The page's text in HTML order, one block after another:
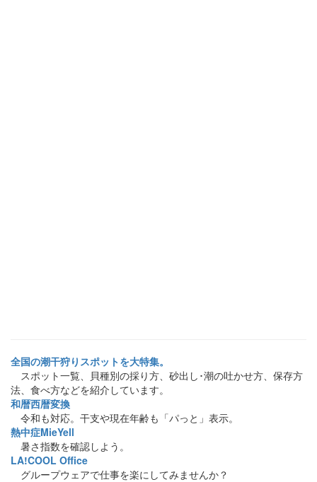
全国の潮干狩りスポットを大特集。
スポット一覧、貝種別の採り方、砂出し･潮の吐かせ方、保存方
法、食べ方などを紹介しています。
和暦西暦変換
令和も対応。干支や現在年齢も「パっと」表示。
熱中症MieYell
暑さ指数を確認しよう。
LA!COOL Office
グループウェアで仕事を楽にしてみませんか？